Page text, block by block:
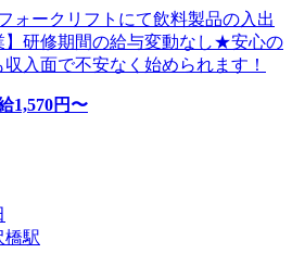
ォークリフトにて飲料製品の入出
】研修期間の給与変動なし★安心の
入面で不安なく始められます！
1,570円〜
橋駅